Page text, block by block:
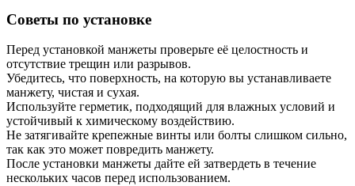
Советы по установке
Перед установкой манжеты проверьте её целостность и
отсутствие трещин или разрывов.
Убедитесь, что поверхность, на которую вы устанавливаете
манжету, чистая и сухая.
Используйте герметик, подходящий для влажных условий и
устойчивый к химическому воздействию.
Не затягивайте крепежные винты или болты слишком сильно,
так как это может повредить манжету.
После установки манжеты дайте ей затвердеть в течение
нескольких часов перед использованием.